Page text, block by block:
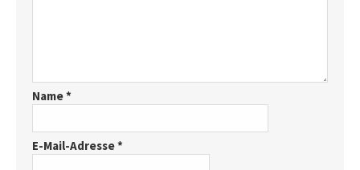
Name*
E-Mail-Adresse*